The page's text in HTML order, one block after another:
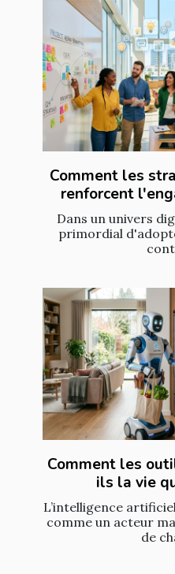
Comment les
renforcent
Dans un univers
primordial
Comment les
ils la vie
L’intelligence
comme un acteur
de